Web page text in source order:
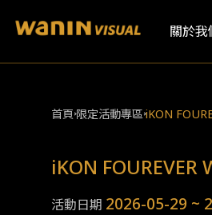
關於我
首頁 限定活動專區iKON
iKON FOUREVER
活動日期 2026-05-29 ~